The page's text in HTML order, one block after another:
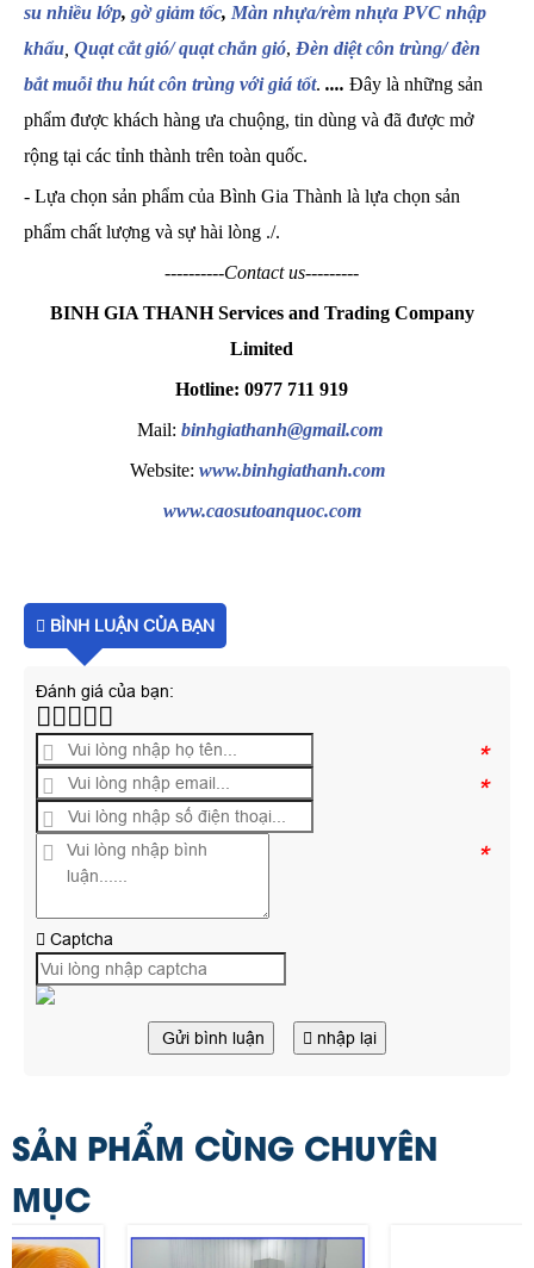
su nhiều lớp, gờ giảm tốc, Màn nhựa/rèm nhựa PVC nhập
khẩu Quạt cắt gió/ quạt chắn gió, Đèn diệt côn trùng/ đèn
bắt muỗi thu hút côn trùng với giá tốt. .... Đây là những sản
phẩm được khách hàng ưa chuộng, tin dùng và đã được mở
rộng tại các tỉnh thành trên toàn quốc.
- Lựa chọn sản phẩm của Bình Gia Thành là lựa chọn sản
phẩm chất lượng và sự hài lòng ./.
----------Contact us---------
BINH GIA THANH Services and Trading Company
Limited
Hotline: 0977 711 919
Mail: binhgiathanh@gmail.com
Website: www.binhgiathanh.com
www.caosutoanquoc.com
BÌNH LUẬN CỦA BẠN
Đánh giá của bạn:
*
*
*
Captcha
Gửi bình luận nhập lại
SẢN PHẨM CÙNG CHUYÊN
MỤC